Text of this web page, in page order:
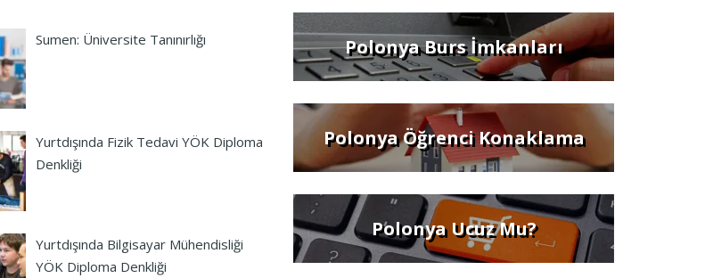
Sumen: Üniversite Tanınırlığı
Yurtdışında Fizik Tedavi YÖK Diploma
Denkliği
Yurtdışında Bilgisayar Mühendisliği
YÖK Diploma Denkliği
Polonya Burs İmkanları
Polonya Öğrenci Konaklama
Polonya Ucuz Mu?